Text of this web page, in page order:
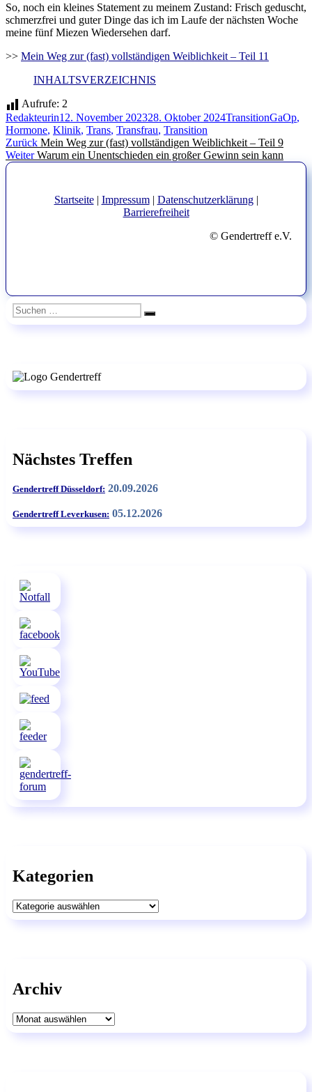
So, noch ein kleines Statement zu meinem Zustand: Frisch geduscht,
schmerzfrei und guter Dinge das ich im Laufe der nächsten Woche
meine fünf Miezen Wiedersehen darf.
>> Mein Weg zur (fast) vollständigen Weiblichkeit – Teil 11
INHALTSVERZEICHNIS
Aufrufe: 2
Autor
RedakteurinVeröffentlicht
am
12. November 202328. Oktober 2024Kategorien
TransitionGaOp,
Hormone, Klinik, Trans, Transfrau, Transition
Beitragsnavigation
Zurück Vorheriger
Beitrag:
Mein Weg zur (fast) vollständigen Weiblichkeit – Teil 9
Weiter Nächster
Warum ein Unentschieden ein großer Gewinn sein kann
Startseite| Impressum| Datenschutzerklärung|
Barrierefreiheit
© Gendertreff e.V.
Suchen
nach:
Suchen
Nächstes Treffen
Gendertreff Düsseldorf: 20.09.2026
Gendertreff Leverkusen: 05.12.2026
Kategorien
Kategorien
Archiv
Archiv